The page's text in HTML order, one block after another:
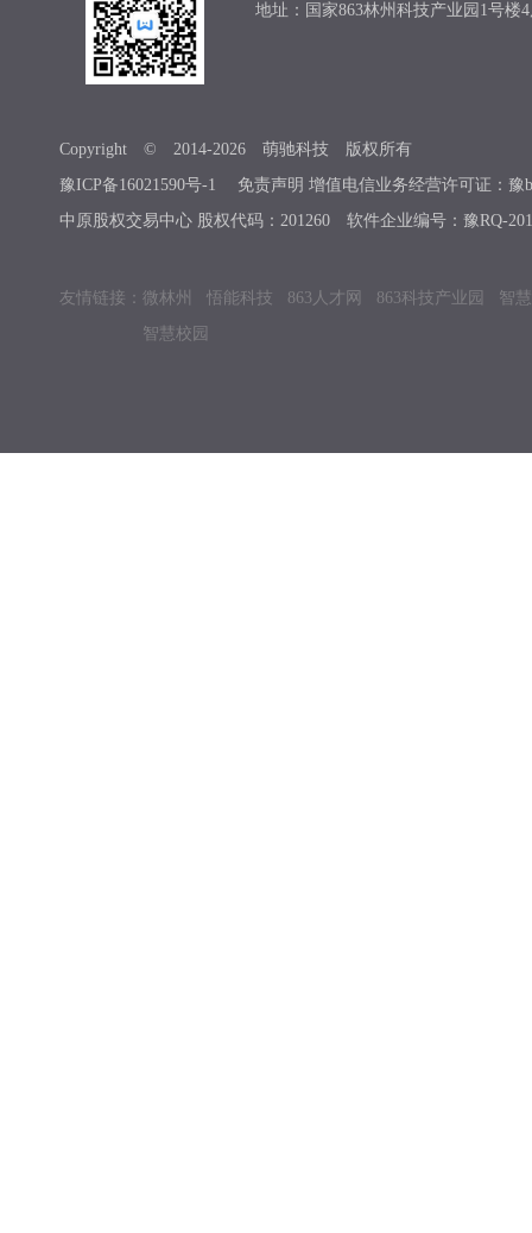
地址：国家863林州科技产业园1号楼
Copyright © 2014-2026 萌驰科技 版权所有
豫ICP备16021590号-1 免责声明 增值电信业务经营许可证：豫
中原股权交易中心 股权代码：201260 软件企业编号：豫RQ-
友情链接： 微林州 悟能科技 863人才网 863科技产业园
智
智慧校园